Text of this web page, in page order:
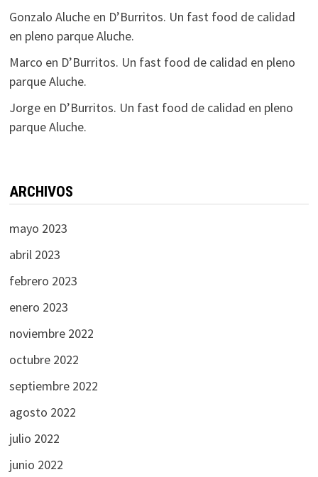
Gonzalo Alucheen D’Burritos. Un fast food de calidad
en pleno parque Aluche.
Marco en D’Burritos. Un fast food de calidad en pleno
parque Aluche.
Jorgeen D’Burritos. Un fast food de calidad en pleno
parque Aluche.
ARCHIVOS
mayo 2023
abril 2023
febrero 2023
enero 2023
noviembre 2022
octubre 2022
septiembre 2022
agosto 2022
julio 2022
junio 2022